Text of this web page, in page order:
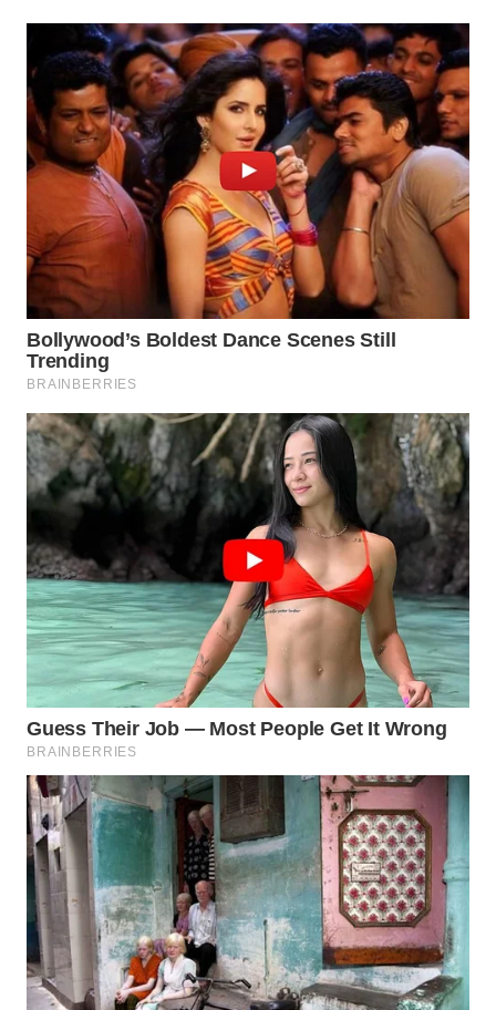
WAHANA
SPORT
WAHANA
UMKM
WAHANA
SELEB
WAHANA
PERSONA
OTOMOTIF
WAHANA
HEALTH
WAHANA
DESA
WISATA
LAPAK
WAHANA
Wahana
Network
KONSUMEN
LISTRIK
MASYARAKAT
KELISTRIKAN
WALINKI